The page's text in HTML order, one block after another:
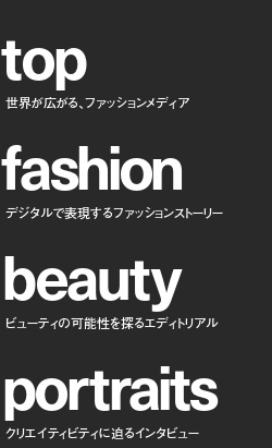
top
世界が広がる、ファッションメディア
fashion
デジタルで表現するファッションストーリー
beauty
ビューティの可能性を探るエディトリアル
portraits
クリエイティビティに迫るインタビュー